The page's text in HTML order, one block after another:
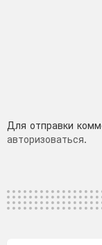
Добавить
комментарий
Для отправки
авторизоваться.